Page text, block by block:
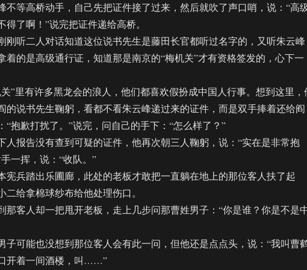
等高桥动手，自己先把证件接了过来，然后就吹了声口哨，说：“高
得了啊！”说完把证件递给高桥。
听二人对话知道这位说书先生是藤田长官都听过名字的，又听朱云峰
着的是高级通行证，知道那是南京的“梅机关”才有资格签发的，心下一
里有许多黑龙会的浪人，他们都喜欢假扮成中国人行事。想到这里，
的说书先生鞠躬，看都不看朱云峰递过来的证件，而是双手捧着还给阎
“抱歉打扰了。”说完，问自己的手下：“怎么样了？”
报告没有查到可疑的证件，他再次朝三人鞠躬，说：“实在是非常抱
一挥，说：“收队。”
兵踏出乐圃廊，此处的老板才敢把一直躺在地上的那位客人扶了起
二给拿棉球纱布给他处理伤口。
客人却一把甩开老板，走上几步问那曹姓男子：“你是谁？你是不是
可能也没想到那位客人会有此一问，但他还是点点头，说：“我叫曹
开着一间酒楼，叫……”